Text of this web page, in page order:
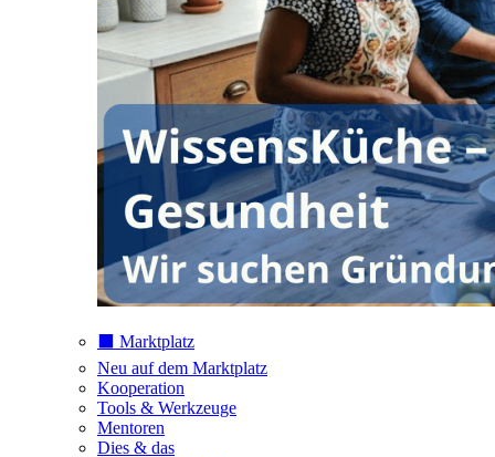
⬛️ Marktplatz
Neu auf dem Marktplatz
Kooperation
Tools & Werkzeuge
Mentoren
Dies & das